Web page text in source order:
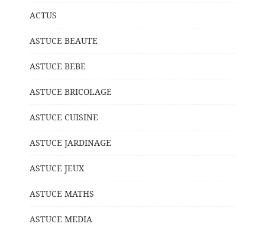
ACTUS
ASTUCE BEAUTE
ASTUCE BEBE
ASTUCE BRICOLAGE
ASTUCE CUISINE
ASTUCE JARDINAGE
ASTUCE JEUX
ASTUCE MATHS
ASTUCE MEDIA